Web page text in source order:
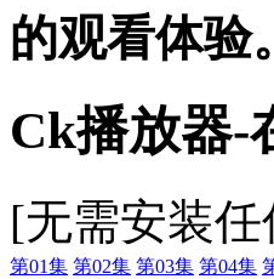
的观看体验。
Ck播放器-
[无需安装
第01集 第02集 第03集 第04集